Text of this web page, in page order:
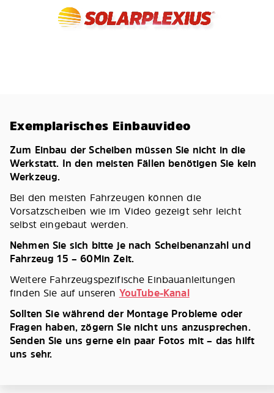
Exemplarisches Einbauvideo
Zum Einbau der Scheiben müssen Sie nicht in die
Werkstatt. In den meisten Fällen benötigen Sie kein
Werkzeug.
Bei den meisten Fahrzeugen können die
Vorsatzscheiben wie im Video gezeigt sehr leicht
selbst eingebaut werden.
Nehmen Sie sich bitte je nach Scheibenanzahl und
Fahrzeug 15 – 60Min Zeit.
Weitere Fahrzeugspezifische Einbauanleitungen
finden Sie auf unseren YouTube-Kanal
Sollten Sie während der Montage Probleme oder
Fragen haben, zögern Sie nicht uns anzusprechen.
Senden Sie uns gerne ein paar Fotos mit – das hilft
uns sehr.